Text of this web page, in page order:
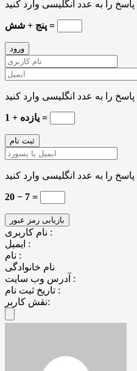
پنج + شش =
1 + یازده =
20 − 7 =
نام کاربری :
ایمیل :
نام :
نام خانوادگی
آدرس وب سایت :
تاریخ ثبت نام :
نقش کاربر: